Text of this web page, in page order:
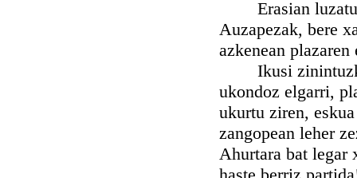
Erasian luzatua
Auzapezak, bere
azkenean
Ikusi
ukondoz elgarri,
ukurtu ziren,
zangopean leher
Ahurtara bat legar